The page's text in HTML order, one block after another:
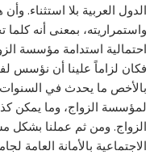
الدول العربية بلا استثناء.
واستمراريته، بمعنى أنه كلما
احتمالية استدامة مؤسسة
فكان لزاماً علينا أن نؤسس
بالأخص ما يحدث في السنوات
لمؤسسة الزواج، وما يمكن
الزواج. ومن ثم عملنا
الاجتماعية بالأمانة